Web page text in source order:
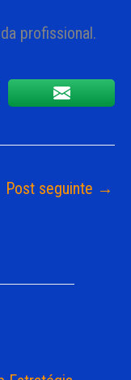
profissional.
Post seguinte →